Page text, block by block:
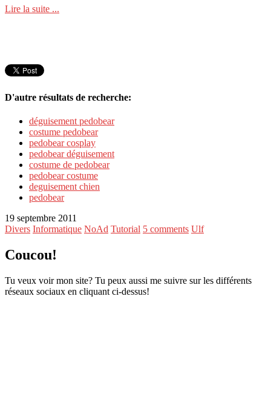
Lire la suite ...
D'autre résultats de recherche:
déguisement pedobear
costume pedobear
pedobear cosplay
pedobear déguisement
costume de pedobear
pedobear costume
deguisement chien
pedobear
19 septembre 2011
Divers Informatique NoAd Tutorial 5 comments Ulf
Coucou!
Tu veux voir mon site? Tu peux aussi me suivre sur les différents
réseaux sociaux en cliquant ci-dessus!